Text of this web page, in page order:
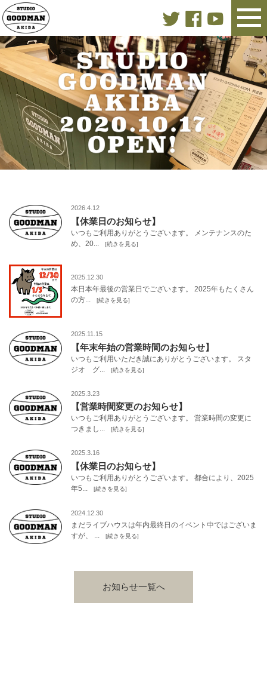
2026.4.12
【休業日のお知らせ】
いつもご利用ありがとうございます。 メンテナンスのた
め、20...
[続きを見る]
2025.12.30
本日本年最後の営業日でございます。 2025年もたくさん
の方...
[続きを見る]
2025.11.15
【年末年始の営業時間のお知らせ】
いつもご利用いただき誠にありがとうございます。 スタ
ジオ グ...
[続きを見る]
2025.3.23
【営業時間変更のお知らせ】
いつもご利用ありがとうございます。 営業時間の変更に
つきまし...
[続きを見る]
2025.3.16
【休業日のお知らせ】
いつもご利用ありがとうございます。 都合により、2025
年5...
[続きを見る]
2024.12.30
まだライブハウスは年内最終日のイベント中ではございま
すが、 ...
[続きを見る]
お知らせ一覧へ